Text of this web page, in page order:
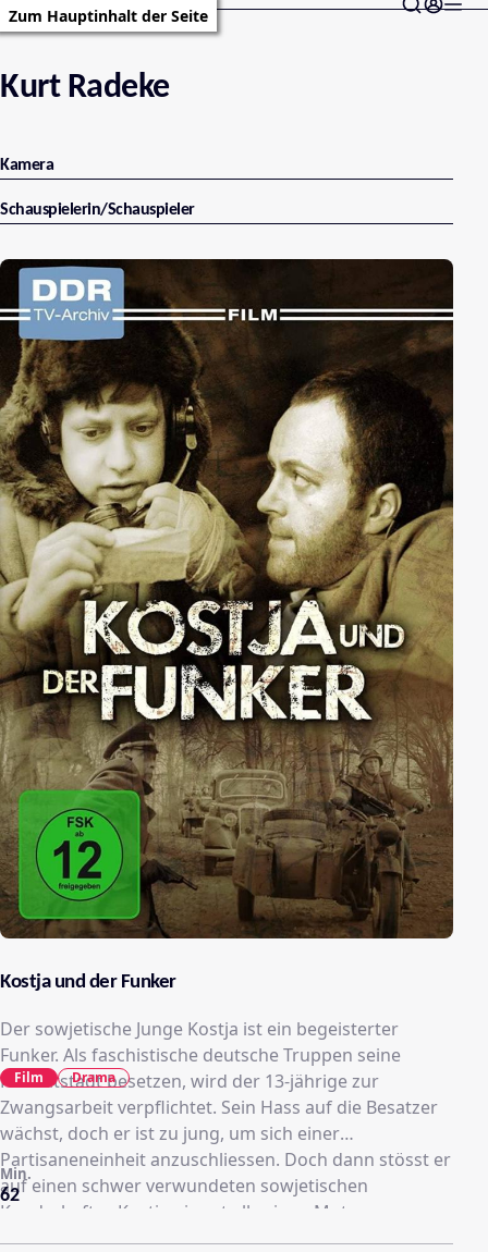
Zum Hauptinhalt der Seite
Kurt Radeke
Kamera
Schauspielerin/Schauspieler
Kostja und der Funker
Der sowjetische Junge Kostja ist ein begeisterter
Funker. Als faschistische deutsche Truppen seine
Heimatstadt besetzen, wird der 13-jährige zur
Zwangsarbeit verpflichtet. Sein Hass auf die Besatzer
wächst, doch er ist zu jung, um sich einer
Partisaneneinheit anzuschliessen. Doch dann stösst er
auf einen schwer verwundeten sowjetischen
Kundschafter. Kostja nimmt all seinen Mut zusammen
und übernimmt dessen gefährlichen Auftrag.
62
Min.
Film Drama